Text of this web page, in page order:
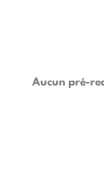
Aucun pré-
Initiation à
Communication,
La bientraitance
Devenir référent
Initiation à la